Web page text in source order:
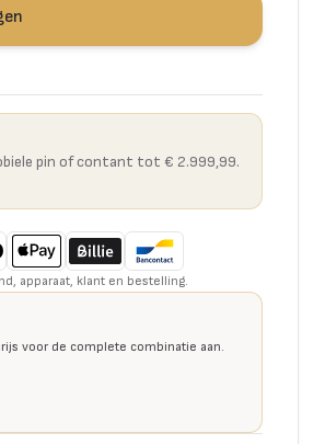
pin of contant tot € 2.999,99.
apparaat, klant en bestelling.
voor de complete combinatie aan.